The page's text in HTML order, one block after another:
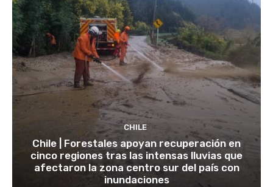
CHILE
Chile | Forestales apoyan recuperación en
cinco regiones tras las intensas lluvias que
afectaron la zona centro sur del país con
inundaciones